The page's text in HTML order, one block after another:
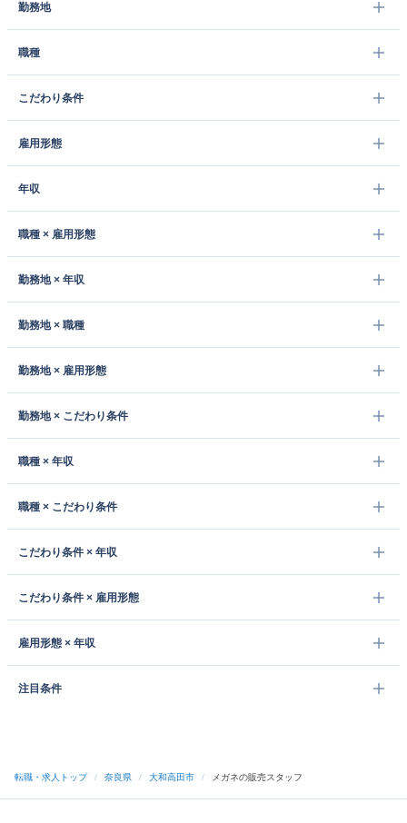
勤務地
職種
こだわり条件
雇用形態
年収
職種 × 雇用形態
勤務地 × 年収
勤務地 × 職種
勤務地 × 雇用形態
勤務地 × こだわり条件
職種 × 年収
職種 × こだわり条件
こだわり条件 × 年収
こだわり条件 × 雇用形態
雇用形態 × 年収
注目条件
転職・求人トップ / 奈良県 / 大和高田市 / メガネの販売スタッフ